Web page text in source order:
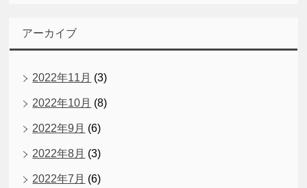
アーカイブ
2022年11月 (3)
2022年10月 (8)
2022年9月 (6)
2022年8月 (3)
2022年7月 (6)